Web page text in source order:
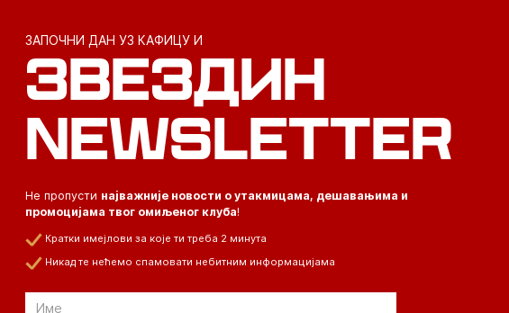
ЗАПОЧНИ ДАН УЗ КАФИЦУ И
ЗВЕЗДИН
NEWSLETTER
Не пропусти најважније новости о утакмицама, дешавањима и
промоцијама твог омиљеног клуба!
Кратки имејлови за које ти треба 2 минута
Никад те нећемо спамовати небитним информацијама
Email